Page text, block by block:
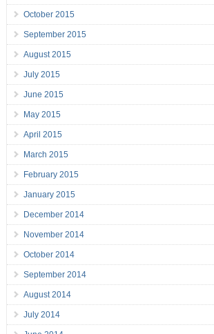
October 2015
September 2015
August 2015
July 2015
June 2015
May 2015
April 2015
March 2015
February 2015
January 2015
December 2014
November 2014
October 2014
September 2014
August 2014
July 2014